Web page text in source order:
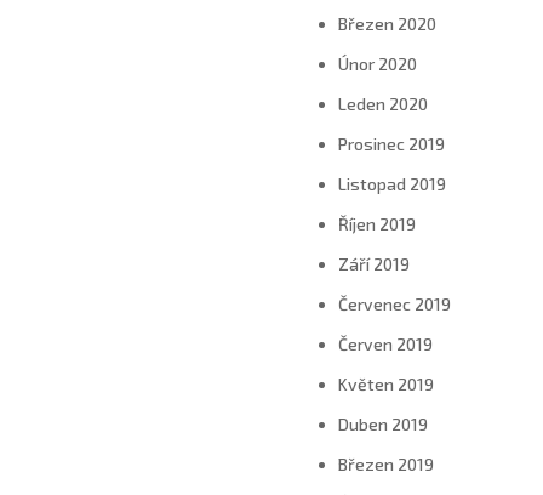
Březen 2020
Únor 2020
Leden 2020
Prosinec 2019
Listopad 2019
Říjen 2019
Září 2019
Červenec 2019
Červen 2019
Květen 2019
Duben 2019
Březen 2019